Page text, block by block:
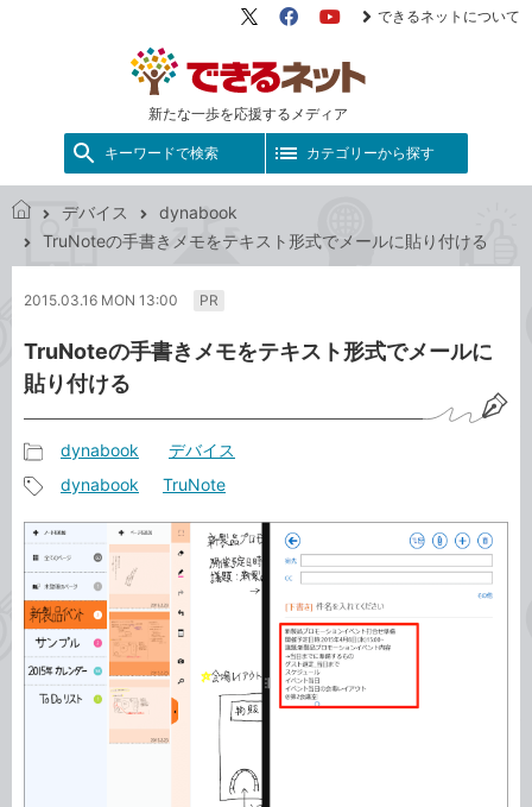
新たな一歩を応援するメディア
X（旧
FacebookYouTube
できるネットについて
キーワードで検索 カテゴリーから探す
で
ネ
ト
デバイス
dynabook
TruNoteの手書きメモをテキスト形式でメールに貼り付ける
2015.03.16 MON 13:00 PR
TruNoteの手書きメモをテキスト形式でメールに
貼り付ける
事
カ
テ
ゴ
リ
dynabook デバイス
事
タ
グ
dynabook TruNote